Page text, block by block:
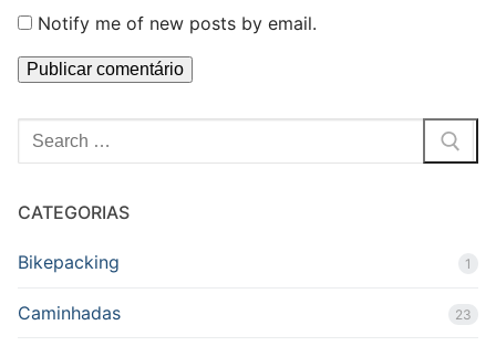
Notify me of new posts by email.
Pesquisar
por:
CATEGORIAS
Bikepacking 1
Caminhadas 23